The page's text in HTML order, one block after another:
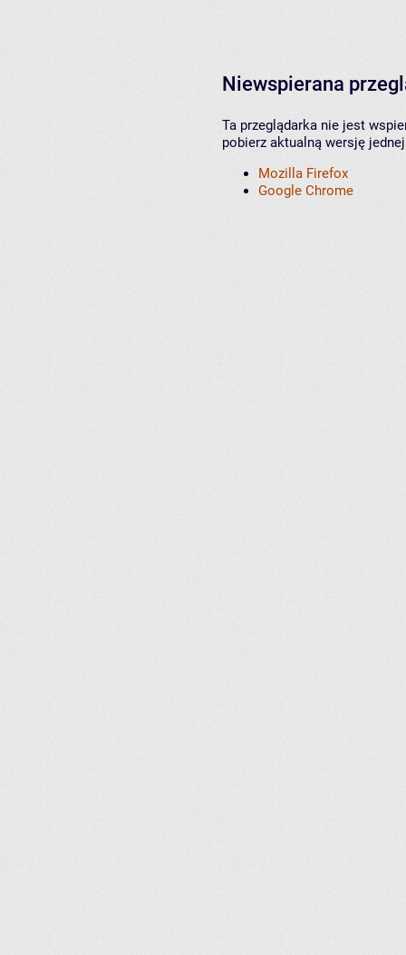
Niewspierana
Ta przeglądarka nie jest
pobierz aktualną wersję
Mozilla Firefox
Google Chrome